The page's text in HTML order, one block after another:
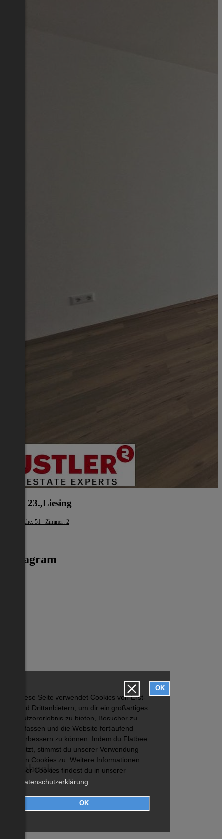
Diese Seite verwendet Cookies von Erst-
und Drittanbietern, um dir ein großartiges
Nutzererlebnis zu bieten, Besucher zu
erfassen und die Website fortlaufend
verbessern zu können. Indem du Flatbee
nutzt, stimmst du unserer Verwendung
von Cookies zu. Weitere Informationen
über Cookies findest du in unserer
Datenschutzerklärung.
OK
OK
Wien 23.,Liesing
Wohnfläche: 51 Zimmer: 2
Instagram
Facebook